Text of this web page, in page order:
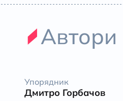
Автори
Упорядник
Дмитро Горбачов